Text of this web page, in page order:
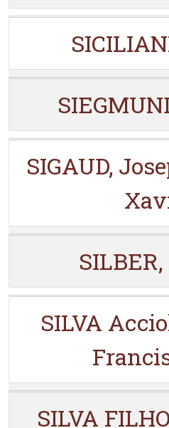
SIGAUD,
SILVA
SILVA